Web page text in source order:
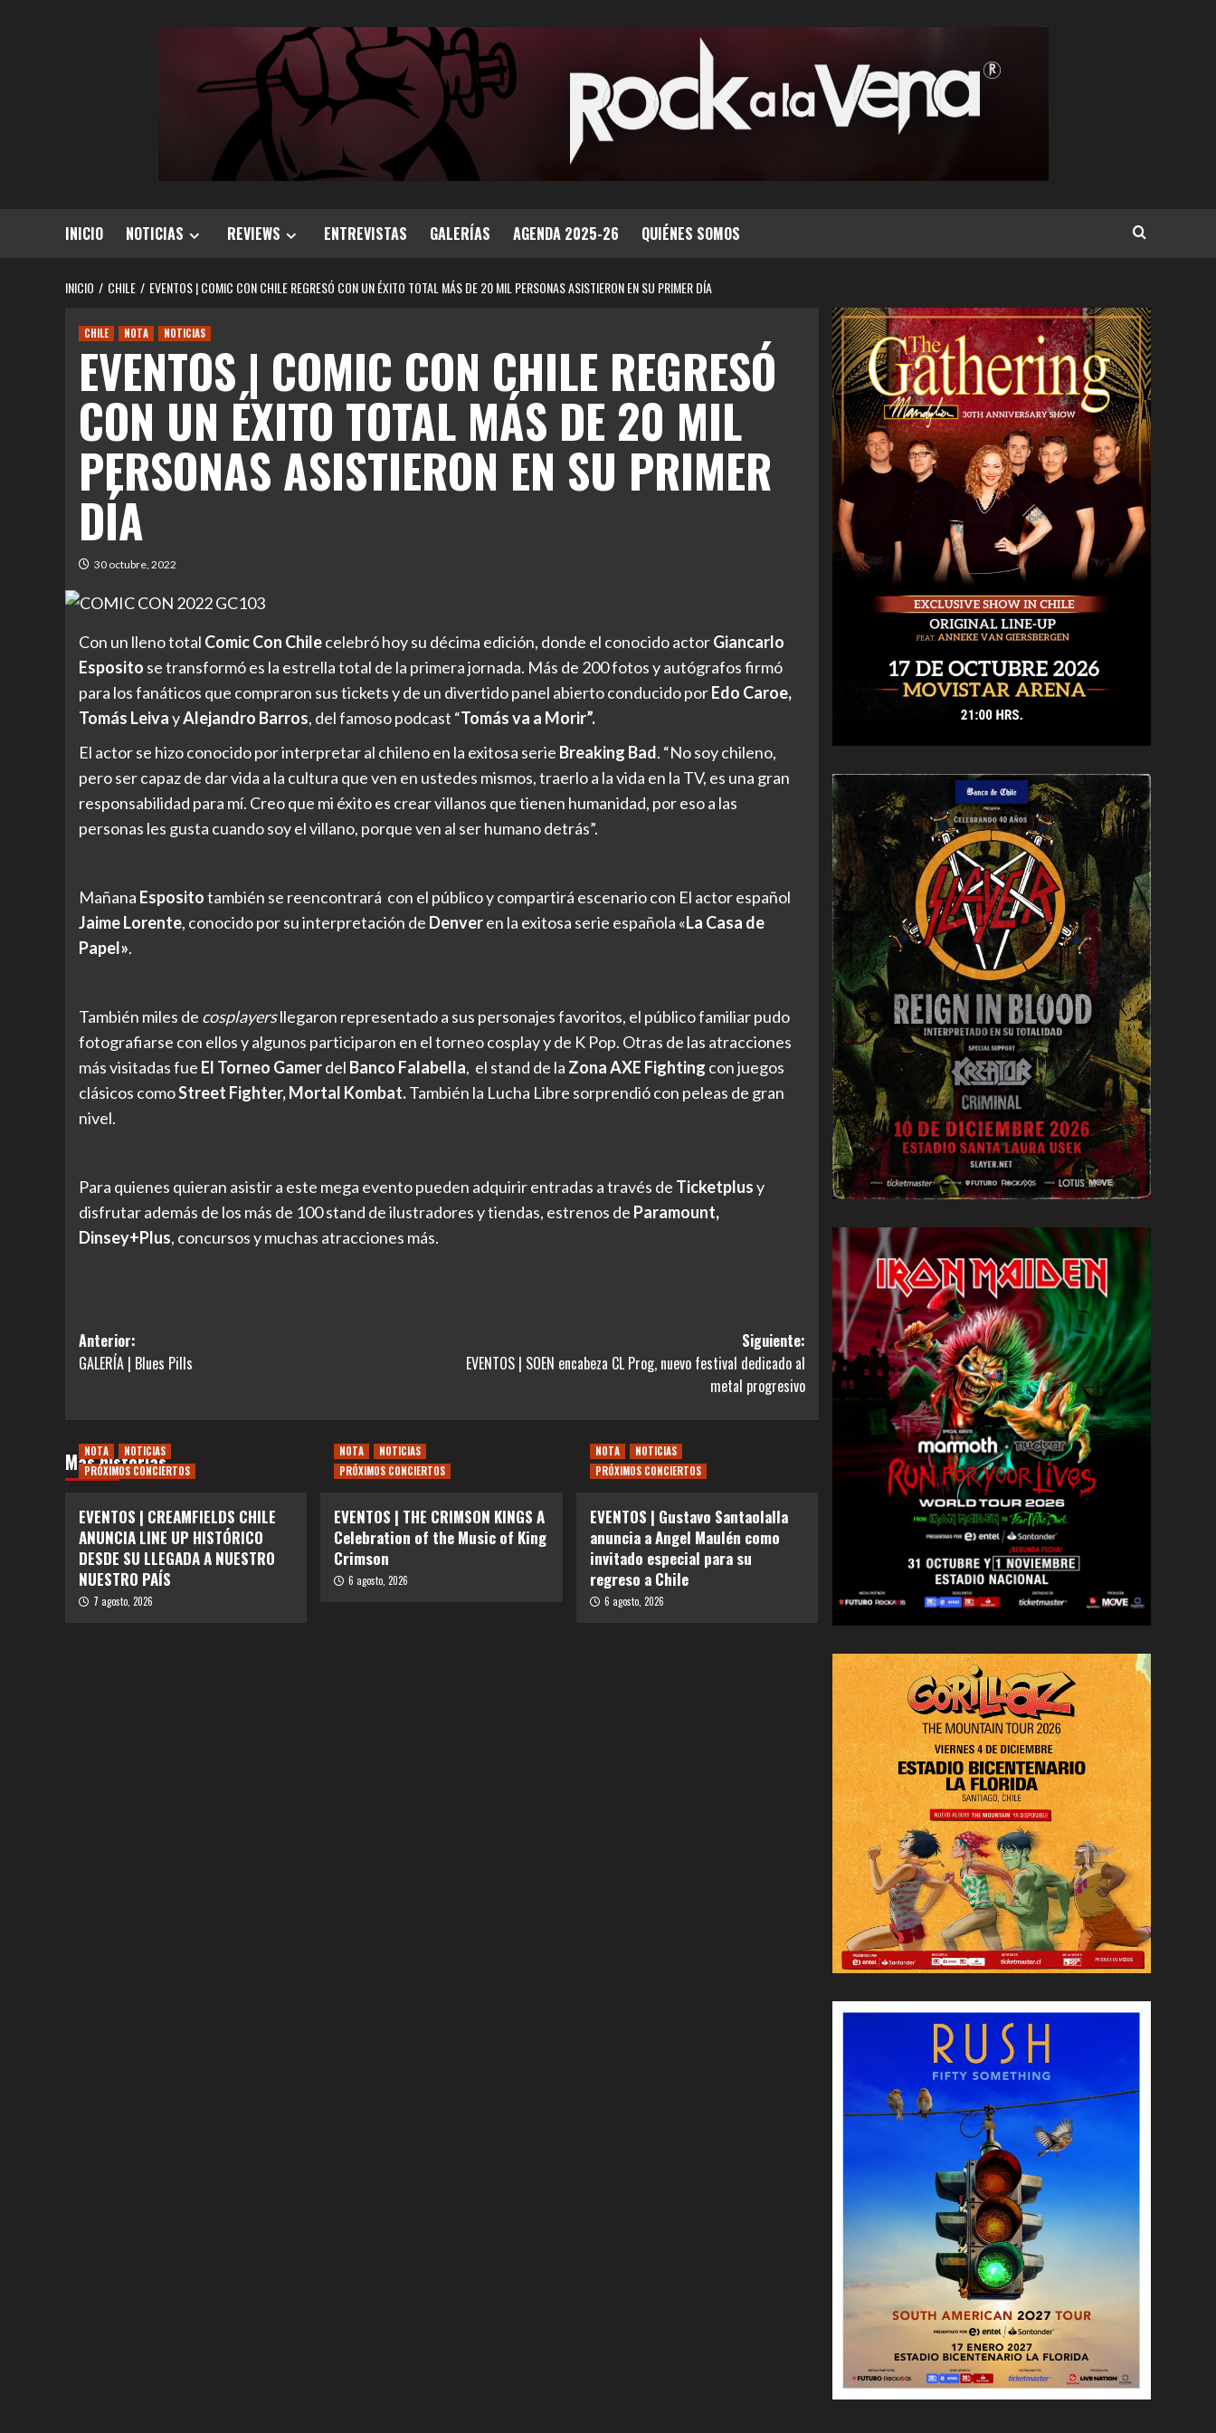
INICIO NOTICIAS REVIEWS ENTREVISTAS GALERÍAS AGENDA 2025-26 QUIÉNES SOMOS
INICIO CHILE EVENTOS | COMIC CON CHILE REGRESÓ CON UN ÉXITO TOTAL MÁS DE 20 MIL PERSONAS ASISTIERON EN SU PRIMER DÍA
CHILE NOTA NOTICIAS
EVENTOS | COMIC CON CHILE REGRESÓ
CON UN ÉXITO TOTAL MÁS DE 20 MIL
PERSONAS ASISTIERON EN SU PRIMER
DÍA
30 octubre, 2022
Con un lleno total Comic Con Chilecelebró hoy su décima edición, donde el conocido actorGiancarlo
Esposito se transformó es la estrella total de la primera jornada. Más de 200 fotos y autógrafos firmó
para los fanáticos que compraron sus tickets y de un divertido panel abierto conducido porEdo Caroe,
Tomás LeivayAlejandro Barros, del famoso podcast “Tomás va a Morir”.
El actor se hizo conocido por interpretar al chileno en la exitosa serie Breaking Bad. “No soy chileno,
pero ser capaz de dar vida a la cultura que ven en ustedes mismos, traerlo a la vida en la TV, es una gran
responsabilidad para mí. Creo que mi éxito es crear villanos que tienen humanidad, por eso a las
personas les gusta cuando soy el villano, porque ven al ser humano detrás”.
Mañana Espositotambién se reencontrará con el público y compartirá escenario con El actor español
Jaime Lorente, conocido por su interpretación de Denveren la exitosa serie española «La Casa de
Papel».
También miles de cosplayersllegaron representado a sus personajes favoritos, el público familiar pudo
fotografiarse con ellos y algunos participaron en el torneo cosplay y de K Pop. Otras de las atracciones
más visitadas fue El Torneo Gamerdel Banco Falabella, el stand de la Zona AXE Fighting con juegos
clásicos comoStreet Fighter, Mortal Kombat.También la Lucha Libre sorprendió con peleas de gran
nivel.
Para quienes quieran asistir a este mega evento pueden adquirir entradas a través de Ticketplusy
disfrutar además de los más de 100 stand de ilustradores y tiendas, estrenos de Paramount,
Dinsey+Plus, concursos y muchas atracciones más.
Navegación
de
Anterior:
GALERÍA | Blues Pills
Siguiente:
EVENTOS | SOEN encabeza CL Prog, nuevo festival dedicado al
metal progresivo
Más historias
NOTA
NOTICIAS
PRÓXIMOS CONCIERTOS
EVENTOS | CREAMFIELDS CHILE
ANUNCIA LINE UP HISTÓRICO
DESDE SU LLEGADA A NUESTRO
NUESTRO PAÍS
7 agosto, 2026
NOTA
NOTICIAS
PRÓXIMOS CONCIERTOS
EVENTOS | THE CRIMSON KINGS A
Celebration of the Music of King
Crimson
6 agosto, 2026
NOTA
NOTICIAS
PRÓXIMOS CONCIERTOS
EVENTOS | Gustavo Santaolalla
anuncia a Angel Maulén como
invitado especial para su
regreso a Chile
6 agosto, 2026